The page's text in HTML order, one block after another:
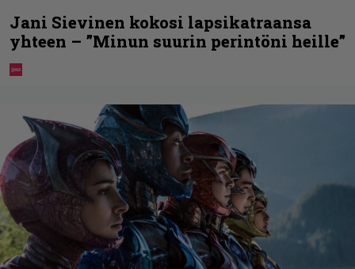
Jani Sievinen kokosi lapsikatraansa
yhteen – ”Minun suurin perintöni heille”